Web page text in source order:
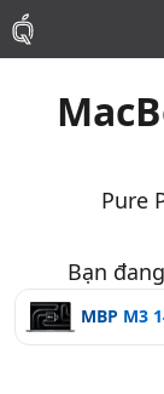
Mac
Phụ Kiện
Pure
Bạn
MBP M3